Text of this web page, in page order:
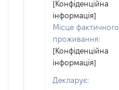
[Конфіденційна
інформація]
Місце фактичного
проживання:
[Конфіденційна
інформація]
Декларує: